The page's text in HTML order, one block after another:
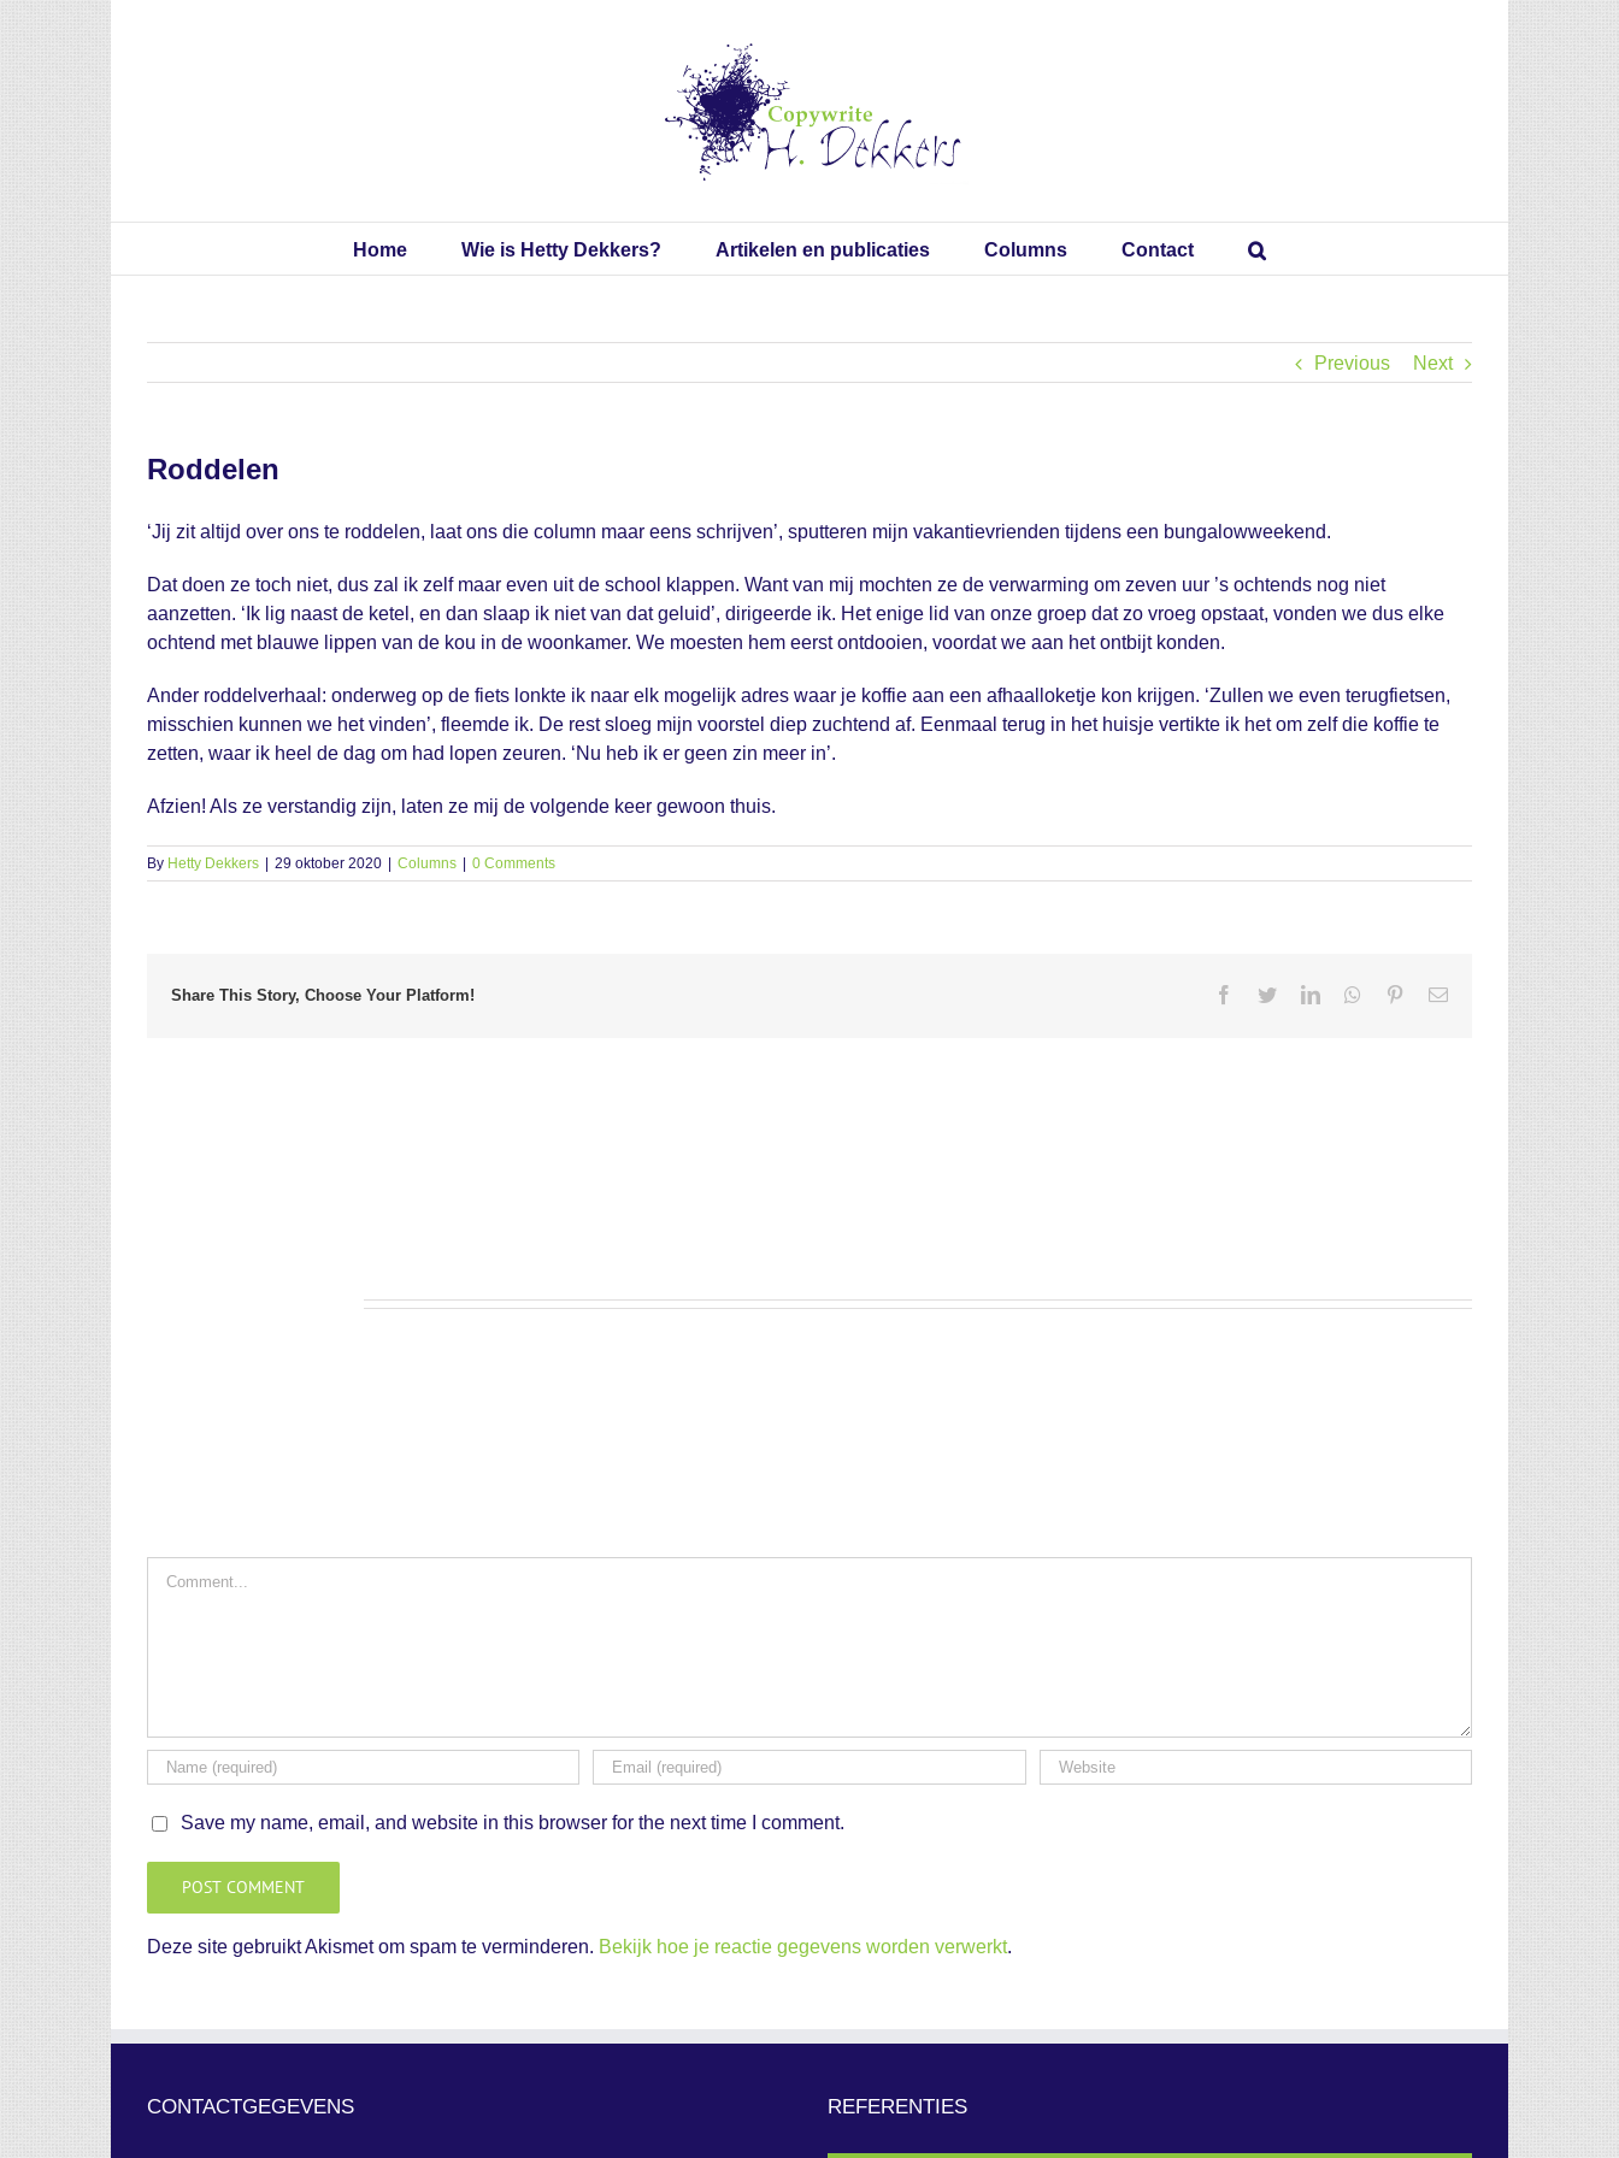
Home Wie is Hetty Dekkers? Artikelen en publicaties Columns Contact
Previous Next
Roddelen
‘Jij zit altijd over ons te roddelen, laat ons die column maar eens schrijven’, sputteren mijn vakantievrienden tijdens een bungalowweekend.
Dat doen ze toch niet, dus zal ik zelf maar even uit de school klappen. Want van mij mochten ze de verwarming om zeven uur ’s ochtends nog niet
aanzetten. ‘Ik lig naast de ketel, en dan slaap ik niet van dat geluid’, dirigeerde ik. Het enige lid van onze groep dat zo vroeg opstaat, vonden we dus elke
ochtend met blauwe lippen van de kou in de woonkamer. We moesten hem eerst ontdooien, voordat we aan het ontbijt konden.
Ander roddelverhaal: onderweg op de fiets lonkte ik naar elk mogelijk adres waar je koffie aan een afhaalloketje kon krijgen. ‘Zullen we even terugfietsen,
misschien kunnen we het vinden’, fleemde ik. De rest sloeg mijn voorstel diep zuchtend af. Eenmaal terug in het huisje vertikte ik het om zelf die koffie te
zetten, waar ik heel de dag om had lopen zeuren. ‘Nu heb ik er geen zin meer in’.
Afzien! Als ze verstandig zijn, laten ze mij de volgende keer gewoon thuis.
By Hetty Dekkers 29 oktober 2020 Columns 0 Comments
Share This Story, Choose Your Platform! Facebook
TwitterLinkedInWhatsappPinterestEmail
Save my name, email, and website in this browser for the next time I comment.
Deze site gebruikt Akismet om spam te verminderen. Bekijk hoe je reactie gegevens worden verwerkt.
CONTACTGEGEVENS REFERENTIES